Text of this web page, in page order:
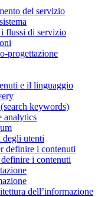
del servizio
i flussi di servizio
progettazione
e il linguaggio
keywords)
analytics
degli utenti
definire i contenuti
i contenuti
dell’informazione